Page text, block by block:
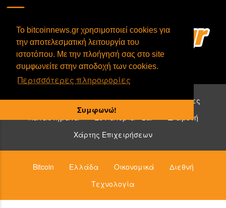
To bitcoinnews.gr χρησιμοποιεί cookies για
την αποτελεσματική λειτουργία του
ιστοτόπου. Με την πλοήγησή σας στο site
συμφωνείτε στην αποδοχή των cookies.
Περισσότερες πληροφορίες
Συμφωνώ!
Επιχειρήσεις που δέχονται bitcoin:
Υπηρεσίες
Καταστήματα
Εστιατόρια - Bar
Διαμονή
Χάρτης Επιχειρήσεων
Bitcoin Ελλάδα Οικονομικά
Διεθνή
Τεχνολογία